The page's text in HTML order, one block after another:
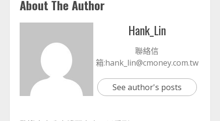
About The Author
Hank_Lin
聯絡信
箱:hank_lin@cmoney.com.tw
See author's posts